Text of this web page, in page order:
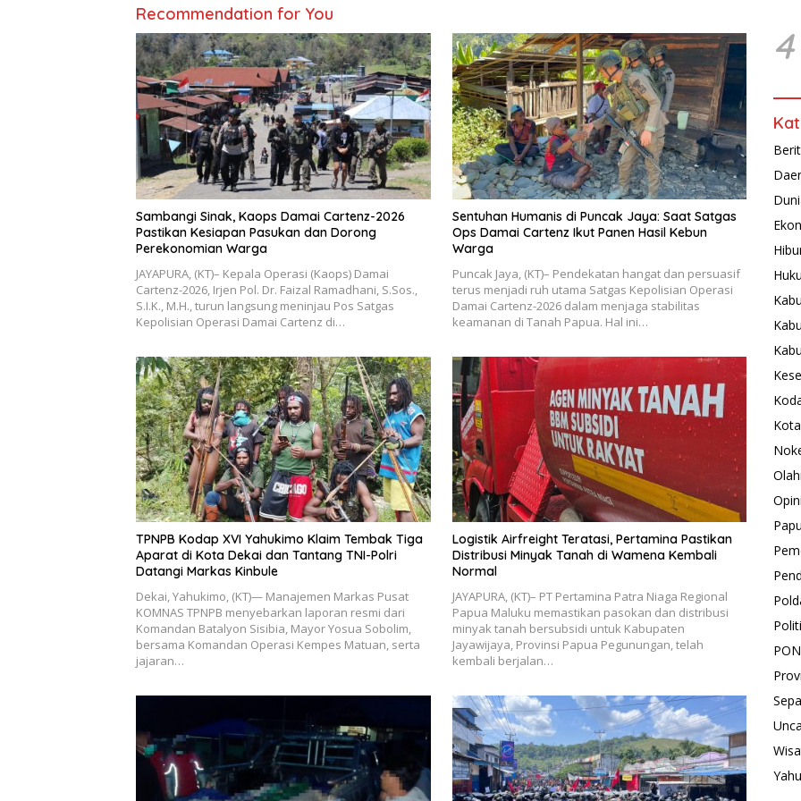
Recommendation for You
Sambangi Sinak, Kaops Damai Cartenz-2026
Pastikan Kesiapan Pasukan dan Dorong
Perekonomian Warga
JAYAPURA, (KT)– Kepala Operasi (Kaops) Damai
Cartenz-2026, Irjen Pol. Dr. Faizal Ramadhani, S.Sos.,
S.I.K., M.H., turun langsung meninjau Pos Satgas
Kepolisian Operasi Damai Cartenz di…
Sentuhan Humanis di Puncak Jaya: Saat Satgas
Ops Damai Cartenz Ikut Panen Hasil Kebun
Warga
Puncak Jaya, (KT)– Pendekatan hangat dan persuasif
terus menjadi ruh utama Satgas Kepolisian Operasi
Damai Cartenz-2026 dalam menjaga stabilitas
keamanan di Tanah Papua. Hal ini…
TPNPB Kodap XVI Yahukimo Klaim Tembak Tiga
Aparat di Kota Dekai dan Tantang TNI-Polri
Datangi Markas Kinbule
Dekai, Yahukimo, (KT)— Manajemen Markas Pusat
KOMNAS TPNPB menyebarkan laporan resmi dari
Komandan Batalyon Sisibia, Mayor Yosua Sobolim,
bersama Komandan Operasi Kempes Matuan, serta
jajaran…
Logistik Airfreight Teratasi, Pertamina Pastikan
Distribusi Minyak Tanah di Wamena Kembali
Normal
JAYAPURA, (KT)– PT Pertamina Patra Niaga Regional
Papua Maluku memastikan pasokan dan distribusi
minyak tanah bersubsidi untuk Kabupaten
Jayawijaya, Provinsi Papua Pegunungan, telah
kembali berjalan…
4